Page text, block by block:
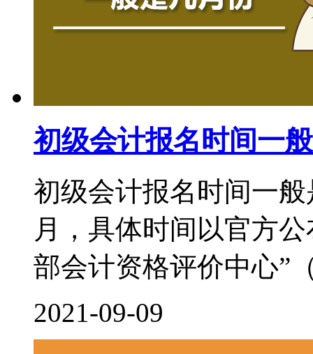
初级会计报名时间一
初级会计报名时间一
月，具体时间以官方
部会计资格评价中心”
2021-09-09